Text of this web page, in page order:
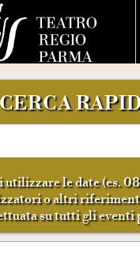
utilizzare le date (es.
o altri
su tutti gli eventi